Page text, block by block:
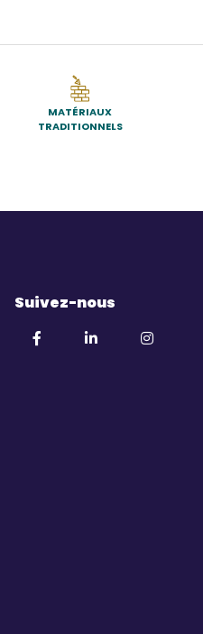
MATÉRIAUX
TRADITIONNELS
Suivez-nous